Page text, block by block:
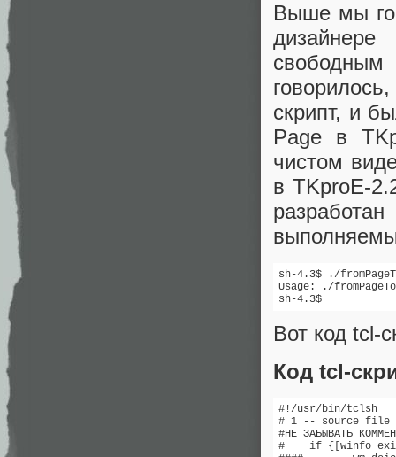
Выше мы
скрипт, и
Page в
чистом
в TKproE-
sh-4.3$ ./
Usage: ./
sh-4.3$
Вот код tcl-
Код tcl-
#!/usr/bin/tclsh
# 1 -- source file
#НЕ ЗАБЫВАТЬ
#    if {[winfo